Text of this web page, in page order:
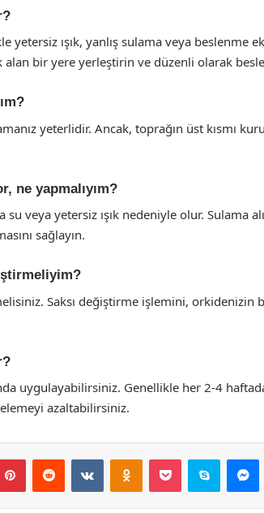
yetersiz ışık, yanlış sulama veya beslenme
alan bir yere yerleştirin ve düzenli olarak
yeterlidir. Ancak, toprağın üst kısmı
ne yapmalıyım?
veya yetersiz ışık nedeniyle olur. Sulama
sağlayın.
Saksı değiştirme işlemini, orkidenizin
uygulayabilirsiniz. Genellikle her 2-4
azaltabilirsiniz.
PinterestReddit VKontakteOdnoklassniki
Pocket Skype